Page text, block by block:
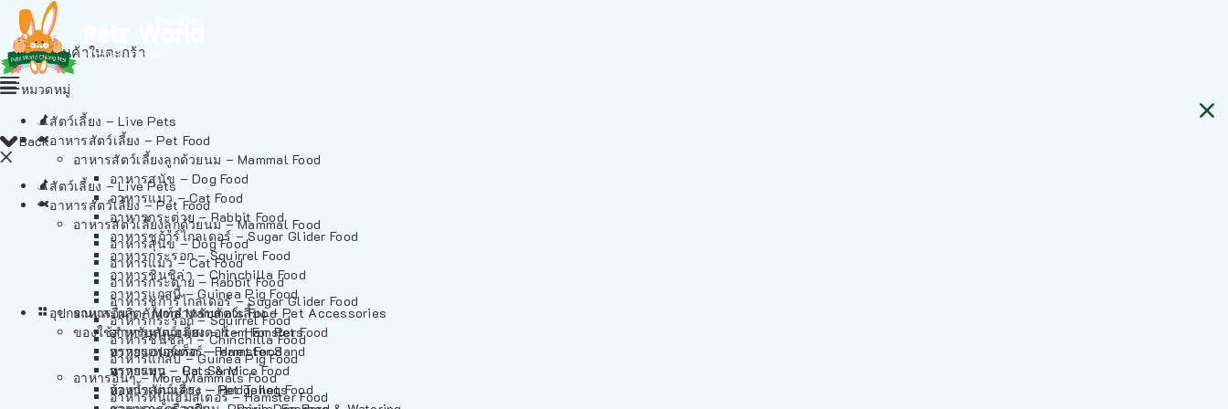
ไม่มีสินค้าในตะกร้า
Back
สัตว์เลี้ยง – Live Pets
อาหารสัตว์เลี้ยง – Pet Food
อาหารสัตว์เลี้ยงลูกด้วยนม – Mammal Food
อาหารสุนัข – Dog Food
อาหารแมว – Cat Food
อาหารกระต่าย – Rabbit Food
อาหารชูก้าร์ไกลเดอร์ – Sugar Glider Food
อาหารกระรอก – Squirrel Food
อาหารชินชิล่า – Chinchilla Food
อาหารแกสบี้ – Guinea Pig Food
อาหารอื่นๆ – More Mammals Food
อาหารหนูแฮมสเตอร์ – Hamster Food
หมวดหมู่
สัตว์เลี้ยง – Live Pets
อาหารสัตว์เลี้ยง – Pet Food
อาหารสัตว์เลี้ยงลูกด้วยนม – Mammal Food
อาหารสุนัข – Dog Food
อาหารแมว – Cat Food
อาหารกระต่าย – Rabbit Food
อาหารชูก้าร์ไกลเดอร์ – Sugar Glider Food
อาหารกระรอก – Squirrel Food
อาหารชินชิล่า – Chinchilla Food
อาหารแกสบี้ – Guinea Pig Food
อาหารอื่นๆ – More Mammals Food
อาหารหนูแฮมสเตอร์ – Hamster Food
อาหารเฟอร์เร็ต – Ferret Food
อาหารหนู – Rats & Mice Food
อาหารเม่นแคระ – Hedgehog Food
อุปกรณและผลิตภัณฑ์สำหรับสัตว์เลี้ยง – Pet Accessories
ของใช้สำหรับสัตว์เลี้ยง – Item For Pets
ทรายแฮมสเตอร์ – Hamster Sand
ทรายแมว – Cat Sand
ห้องน้ำสัตว์เลี้ยง – Pet Toilets